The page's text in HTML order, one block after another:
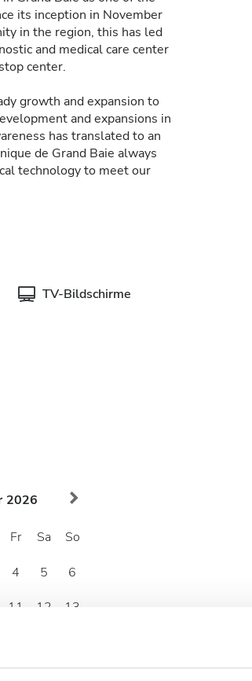
its inception in November
in the region, this has led
and medical care center
center.
growth and expansion to
and expansions in
has translated to an
de Grand Baie always
technology to meet our
TV-Bildschirme
2026
Fr Sa So
4 5
6
11 12
13